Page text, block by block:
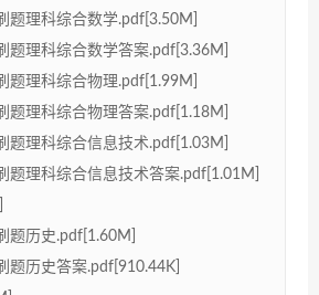
题理科综合数学.pdf[3.50M]
题理科综合数学答案.pdf[3.36M]
题理科综合物理.pdf[1.99M]
题理科综合物理答案.pdf[1.18M]
题理科综合信息技术.pdf[1.03M]
题理科综合信息技术答案.pdf[1.01M]
题历史.pdf[1.60M]
题历史答案.pdf[910.44K]